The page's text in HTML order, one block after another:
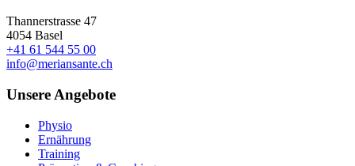
Thannerstrasse 47
4054 Basel
+41 61 544 55 00
info@meriansante.ch
Unsere Angebote
Physio
Ernährung
Training